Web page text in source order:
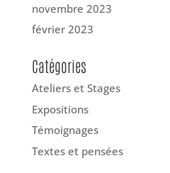
novembre 2023
février 2023
Catégories
Ateliers et Stages
Expositions
Témoignages
Textes et pensées